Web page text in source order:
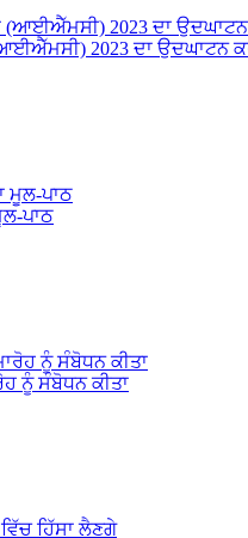
2023 ਦਾ ਉਦਘਾਟਨ
ਪਾਠ
ਨੂੰ ਸੰਬੋਧਨ ਕੀਤਾ